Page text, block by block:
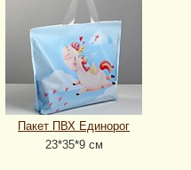
Пакет ПВХ Единорог
23*35*9 см